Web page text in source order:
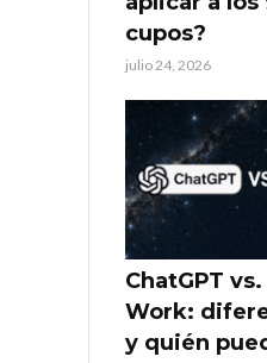
cupos?
julio 24, 2026
ChatGPT
Work:
y quién